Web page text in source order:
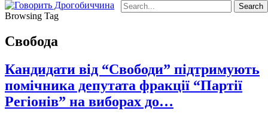
Browsing Tag
Свобода
Кандидати від “Свободи” підтримують
помічника депутата фракції “Партії
Регіонів” на виборах до…